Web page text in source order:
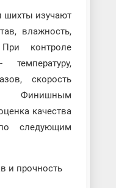
шихты изучают
влажность,
контроле
скорость
Финишным
качества
следующим
и прочность